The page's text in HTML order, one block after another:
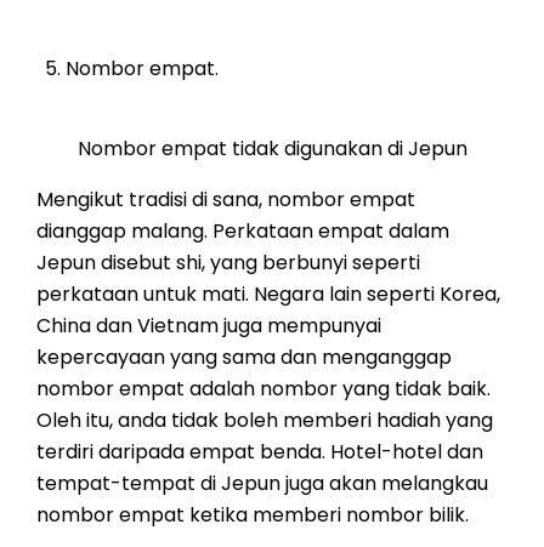
Nombor empat.
Nombor empat tidak digunakan di Jepun
Mengikut tradisi di sana, nombor empat
dianggap malang. Perkataan empat dalam
Jepun disebut shi, yang berbunyi seperti
perkataan untuk mati. Negara lain seperti Korea,
China dan Vietnam juga mempunyai
kepercayaan yang sama dan menganggap
nombor empat adalah nombor yang tidak baik.
Oleh itu, anda tidak boleh memberi hadiah yang
terdiri daripada empat benda. Hotel-hotel dan
tempat-tempat di Jepun juga akan melangkau
nombor empat ketika memberi nombor bilik.